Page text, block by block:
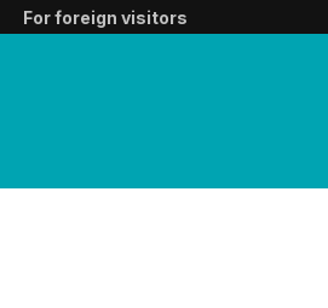
For foreign visitors